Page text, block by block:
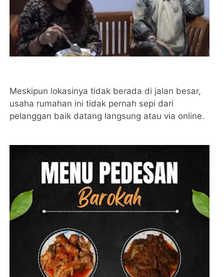
Meskipun lokasinya tidak berada di jalan besar,
usaha rumahan ini tidak pernah sepi dari
pelanggan baik datang langsung atau via online.